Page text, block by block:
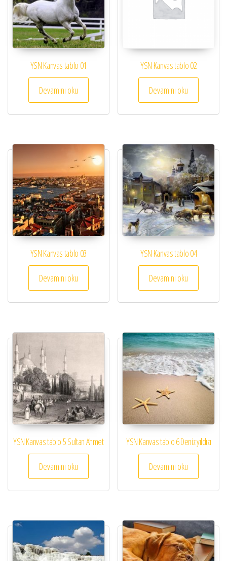
YSN Kanvas tablo 01
Devamını oku
YSN Kanvas tablo 02
Devamını oku
YSN Kanvas tablo 03
Devamını oku
YSN Kanvas tablo 04
Devamını oku
YSN Kanvas tablo 5 Sultan Ahmet
Devamını oku
YSN Kanvas tablo 6 Deniz yıldızı
Devamını oku